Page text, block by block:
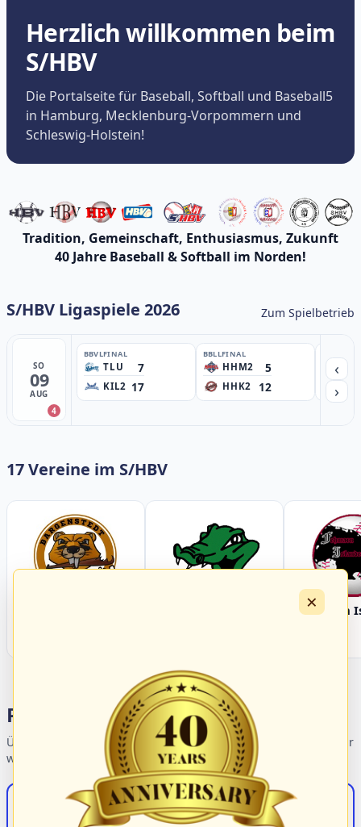
Herzlich willkommen beim
S/HBV
Die Portalseite für Baseball, Softball und Baseball5
in Hamburg, Mecklenburg-Vorpommern und
Schleswig-Holstein!
Tradition, Gemeinschaft, Enthusiasmus, Zukunft
40 Jahre Baseball & Softball im Norden!
S/HBV Ligaspiele 2026 Zum Spielbetrieb
SO
09
AUG
4
BBVLFINAL
TLU 7
KIL2 17
BBLLFINAL
HHM2 5
HHK2 12
‹
›
17 Vereine im S/HBV
Fehmarn
Portalbereiche
Übersicht der Verbandsbereiche – wählen Sie einen Einstieg für
weiterführende Informationen.
S/HBV-Shop
Der Onlineshop des S/HBV
×